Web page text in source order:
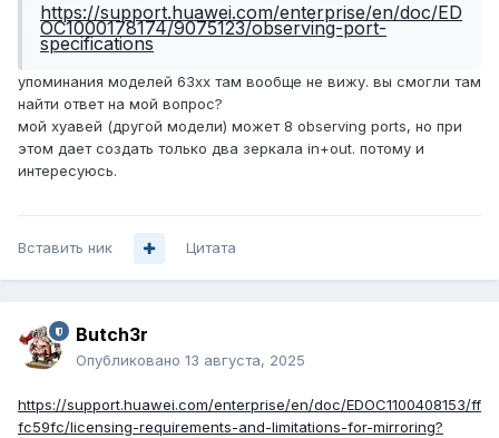
https://support.huawei.com/enterprise/en/doc/ED
OC1000178174/9075123/observing-port-
specifications
упоминания моделей 63хх там вообще не вижу. вы смогли там
найти ответ на мой вопрос?
мой хуавей (другой модели) может 8 observing ports, но при
этом дает создать только два зеркала in+out. потому и
интересуюсь.
Вставить ник Цитата
Butch3r
Опубликовано 13 августа, 2025
https://support.huawei.com/enterprise/en/doc/EDOC1100408153/ff
fc59fc/licensing-requirements-and-limitations-for-mirroring?